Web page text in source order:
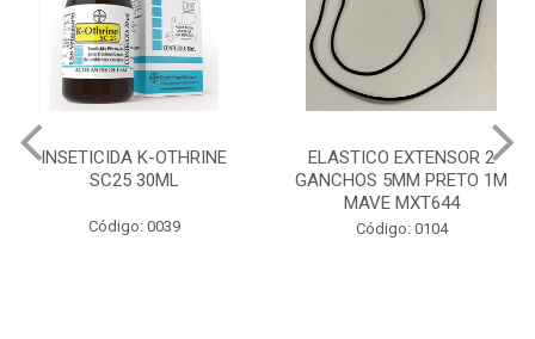
INSETICIDA K-OTHRINE
SC25 30ML
Código: 0039
ELASTICO EXTENSOR 2
GANCHOS 5MM PRETO 1M
MAVE MXT644
Código: 0104